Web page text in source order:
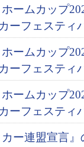
ホームカップ
ーフェスティ
ホームカップ
ーフェスティ
ホームカップ
ーフェスティ
カー連盟宣言